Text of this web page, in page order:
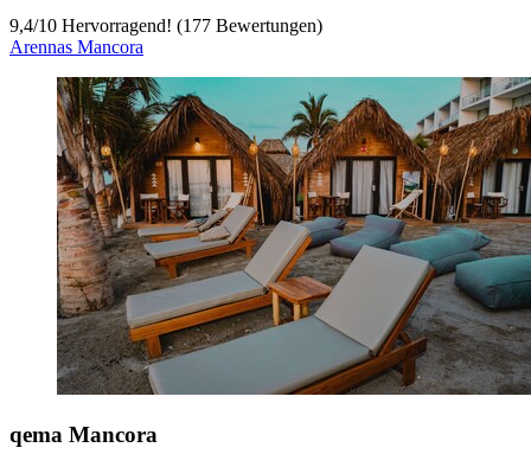
9,4/10 Hervorragend! (177 Bewertungen)
Arennas Mancora
qema Mancora